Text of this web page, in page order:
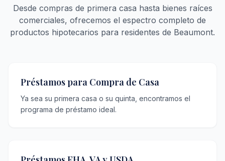
Desde compras de primera casa hasta bienes raíces
comerciales, ofrecemos el espectro completo de
productos hipotecarios para residentes de Beaumont.
Préstamos para Compra de Casa
Ya sea su primera casa o su quinta, encontramos el
programa de préstamo ideal.